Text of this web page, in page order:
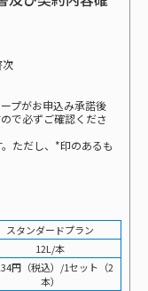
プがお申込み承諾後
で必ずご確認くださ
ただし、*印のあるも
スタンダードプラン
12L/本
円（税込）/1セット（2
本）